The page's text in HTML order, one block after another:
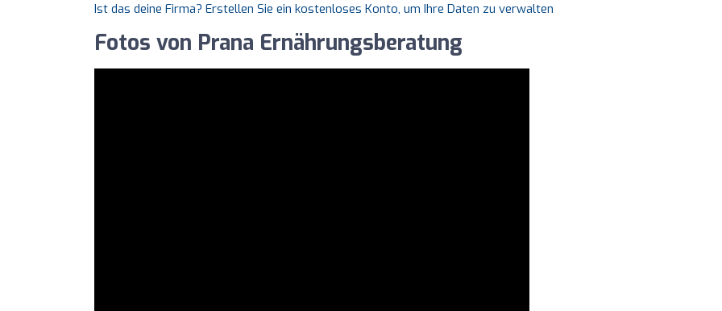
Ist das deine Firma? Erstellen Sie ein kostenloses Konto, um Ihre Daten zu verwalten
Fotos von Prana Ernährungsberatung